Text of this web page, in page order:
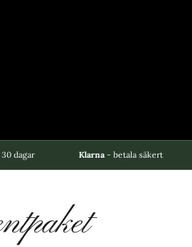
30 dagar Klarna- betala säkert